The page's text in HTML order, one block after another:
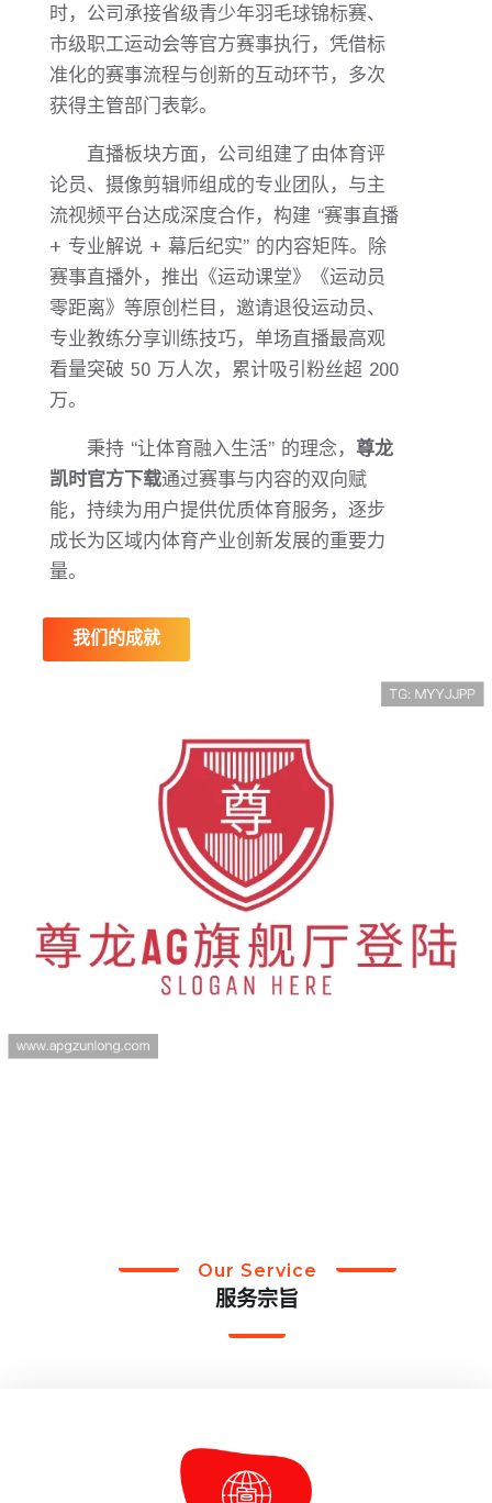
时，公司承接省级青少年羽毛球锦标赛、
市级职工运动会等官方赛事执行，凭借标
准化的赛事流程与创新的互动环节，多次
获得主管部门表彰。
直播板块方面，公司组建了由体育评
论员、摄像剪辑师组成的专业团队，与主
流视频平台达成深度合作，构建 “赛事直播
+ 专业解说 + 幕后纪实” 的内容矩阵。除
赛事直播外，推出《运动课堂》《运动员
零距离》等原创栏目，邀请退役运动员、
专业教练分享训练技巧，单场直播最高观
看量突破 50 万人次，累计吸引粉丝超 200
万。
秉持 “让体育融入生活” 的理念， 尊龙
凯时官方下载通过赛事与内容的双向赋
能，持续为用户提供优质体育服务，逐步
成长为区域内体育产业创新发展的重要力
量。
我们的成就
Our Service
服务宗旨